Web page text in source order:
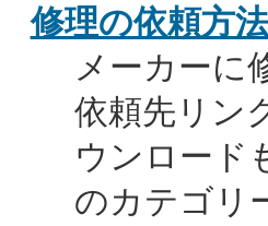
修理の依頼方法
メーカーに
依頼先リン
ウンロード
のカテゴリ